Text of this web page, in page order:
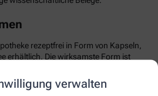
verwalten
rezeptfrei in Form von Kapseln,
erhältlich. Die wirksamste Form ist
sollte Geduld haben und das Präparat
einnehmen, bis sich